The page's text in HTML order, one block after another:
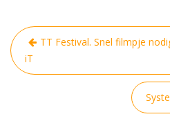
Bericht
navigatie
TT Festival. Snel filmpje
iT